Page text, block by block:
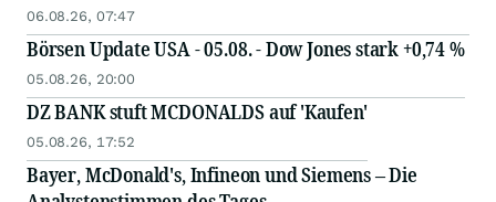
06.08.26, 07:47
Börsen Update USA - 05.08. - Dow Jones stark +0,74 %
05.08.26, 20:00
DZ BANK stuft MCDONALDS auf 'Kaufen'
05.08.26, 17:52
Bayer, McDonald's, Infineon und Siemens – Die